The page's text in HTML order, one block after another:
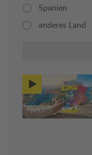
Spanien
anderes Land